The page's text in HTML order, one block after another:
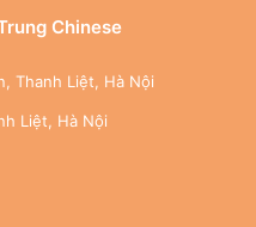
Chinese
Thanh Liệt, Hà Nội
Liệt, Hà Nội